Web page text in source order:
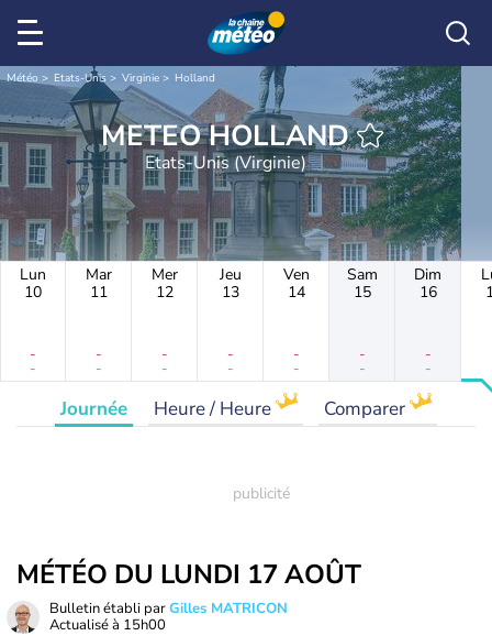
Météo Etats-Unis Virginie Holland
METEO HOLLAND
Etats-Unis (Virginie)
Lun
10
-
-
Mar
11
-
-
Mer
12
-
-
Jeu
13
-
-
Ven
14
-
-
Sam
15
-
-
Dim
16
-
-
Journée Heure / Heure Comparer
MÉTÉO DU LUNDI 17 AOÛT
Bulletin établi parGilles MATRICON
Actualisé à 15h00